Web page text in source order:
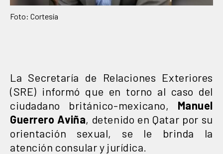
Foto: Cortesía
La Secretaría de Relaciones Exteriores
(SRE) informó que en torno al caso del
ciudadano británico-mexicano, Manuel
Guerrero Aviña, detenido en Qatar por su
orientación sexual, se le brinda la
atención consular y jurídica.